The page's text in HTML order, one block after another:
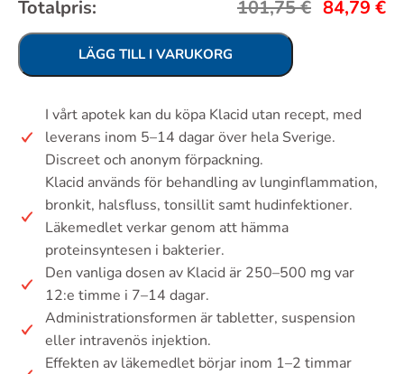
Totalpris: 101,75€ 84,79 €
LÄGG TILL I VARUKORG
I vårt apotek kan du köpa Klacid utan recept, med
leverans inom 5–14 dagar över hela Sverige.
Discreet och anonym förpackning.
Klacid används för behandling av lunginflammation,
bronkit, halsfluss, tonsillit samt hudinfektioner.
Läkemedlet verkar genom att hämma
proteinsyntesen i bakterier.
Den vanliga dosen av Klacid är 250–500 mg var
12:e timme i 7–14 dagar.
Administrationsformen är tabletter, suspension
eller intravenös injektion.
Effekten av läkemedlet börjar inom 1–2 timmar